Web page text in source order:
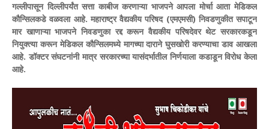
गल्लीपासून दिल्लीपर्यंत सत्ता काबीज करणाऱ्या भाजपने आपला मोर्चा आता मेडिकल
कौन्सिलकडे वळवला आहे. महाराष्ट्र वैद्यकीय परिषद (एमएमसी) निवडणुकीत सपाटून
मार खाणाऱ्या भाजपने निवडणुका रद्द करून वैद्यकीय परिषदेवर थेट सरकारकडून
नियुक्त्या करून मेडिकल कौन्सिलमध्ये मागच्या दाराने घुसखोरी करण्याचा डाव आखला
आहे. डॉक्टर संघटनांनी मात्र सरकारच्या यासंदर्भातील निर्णयाला कडाडून विरोध केला
आहे.